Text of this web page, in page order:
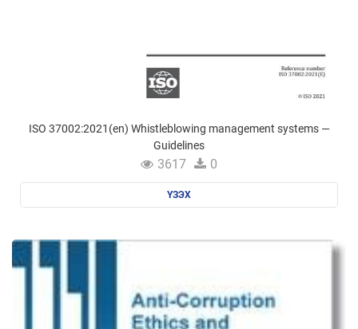
ISO 37002:2021(en) Whistleblowing management systems —
Guidelines
3617 0
ҮЗЭХ